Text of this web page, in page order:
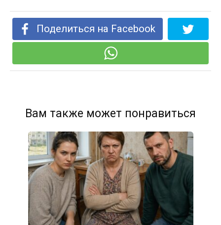
Поделиться на Facebook
Вам также может понравиться